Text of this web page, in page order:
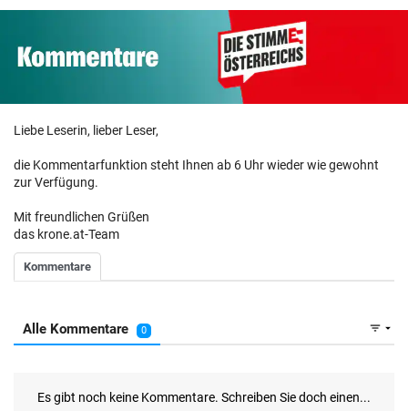
Liebe Leserin, lieber Leser,
die Kommentarfunktion steht Ihnen ab 6 Uhr wieder wie gewohnt
zur Verfügung.
Mit freundlichen Grüßen
das krone.at-Team